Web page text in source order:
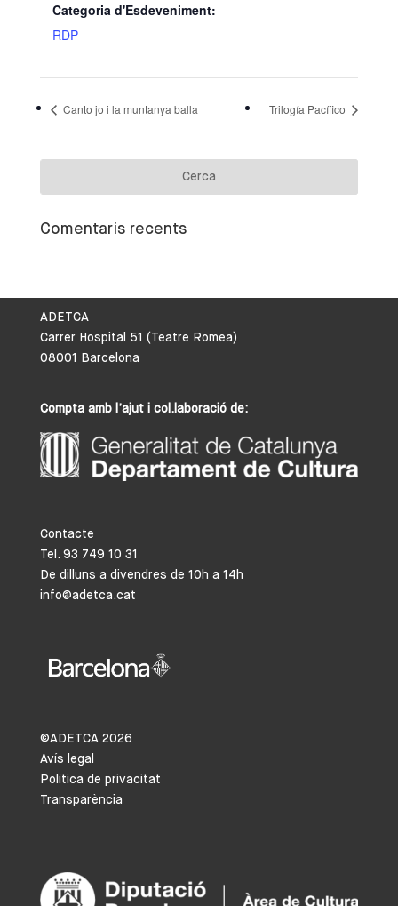
Categoria d'Esdeveniment:
RDP
Canto jo i la muntanya balla Trilogía Pacífico
Comentaris recents
ADETCA
Carrer Hospital 51 (Teatre Romea)
08001 Barcelona
Compta amb l’ajut i col.laboració de:
Contacte
Tel. 93 749 10 31
De dilluns a divendres de 10h a 14h
info@adetca.cat
©ADETCA 2026
Avís legal
Política de privacitat
Transparència